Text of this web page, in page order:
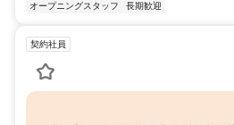
オープニングスタッフ
長期歓迎
契約社員